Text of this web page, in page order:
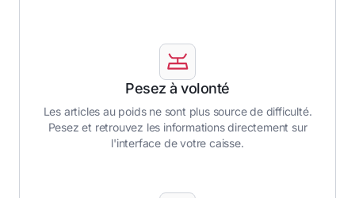
Pesez à volonté
Les articles au poids ne sont plus source de difficulté.
Pesez et retrouvez les informations directement sur
l'interface de votre caisse.